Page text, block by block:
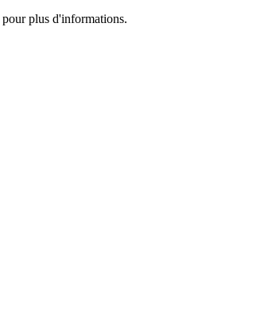
pour plus d'informations.